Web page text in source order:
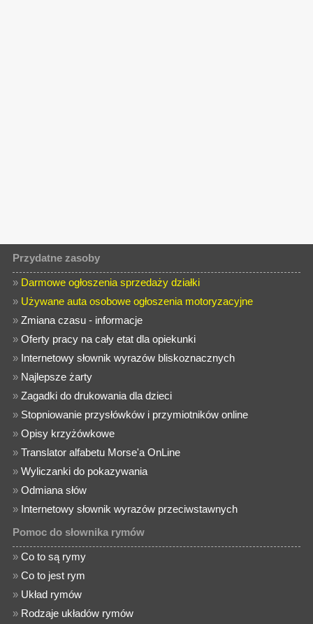
Przydatne zasoby
» Darmowe ogłoszenia sprzedaży działki
» Używane auta osobowe ogłoszenia motoryzacyjne
»Zmiana czasu - informacje
»Oferty pracy na cały etat dla opiekunki
» Internetowy słownik wyrazów bliskoznacznych
» Najlepsze żarty
»Zagadki do drukowania dla dzieci
» Stopniowanie przysłówków i przymiotników online
»Opisy krzyżówkowe
»Translator alfabetu Morse'a OnLine
»Wyliczanki do pokazywania
»Odmiana słów
» Internetowy słownik wyrazów przeciwstawnych
Pomoc do słownika rymów
»Co to są rymy
»Co to jest rym
» Układ rymów
» Rodzaje układów rymów